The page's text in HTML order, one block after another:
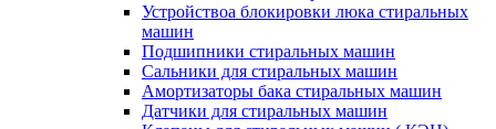
Устройствоа блокировки люка стиральных
машин
Подшипники стиральных машин
Сальники для стиральных машин
Амортизаторы бака стиральных машин
Датчики для стиральных машин